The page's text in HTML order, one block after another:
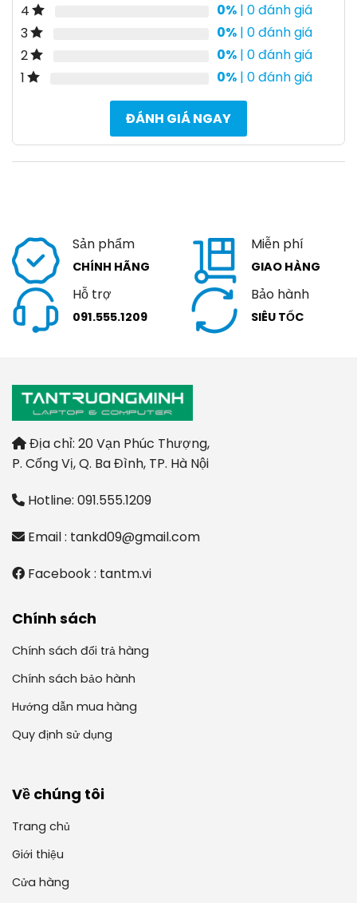
4
0% | 0 đánh giá
3
0% | 0 đánh giá
2
0% | 0 đánh giá
1
0% | 0 đánh giá
ĐÁNH GIÁ NGAY
Sản phẩm
CHÍNH HÃNG
Miễn phí
GIAO HÀNG
Hỗ trợ
091.555.1209
Bảo hành
SIÊU TỐC
Địa chỉ: 20 Vạn Phúc Thượng,
P. Cống Vị, Q. Ba Đình, TP. Hà Nội
Hotline: 091.555.1209
Email : tankd09@gmail.com
Facebook : tantm.vi
Chính sách
Chính sách đổi trả hàng
Chính sách bảo hành
Hướng dẫn mua hàng
Quy định sử dụng
Về chúng tôi
Trang chủ
Giới thiệu
Cửa hàng